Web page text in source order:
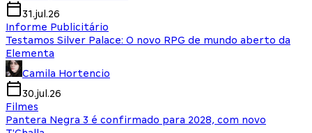
31.jul.26
Informe Publicitário
Testamos Silver Palace: O novo RPG de mundo aberto da
Elementa
Camila Hortencio
30.jul.26
Filmes
Pantera Negra 3 é confirmado para 2028, com novo